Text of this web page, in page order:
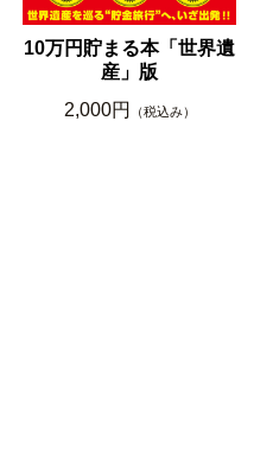
10万円貯まる本「世界遺
産」版
2,000円
（税込み）